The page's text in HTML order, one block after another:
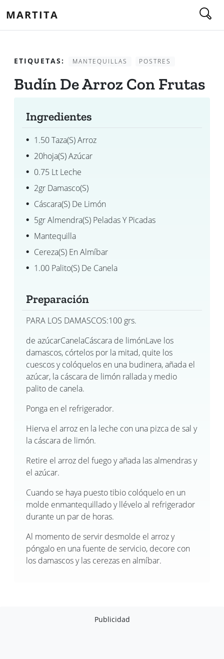
MARTITA
ETIQUETAS: MANTEQUILLAS POSTRES
Budín De Arroz Con Frutas
Ingredientes
1.50 Taza(s) Arroz
20hoja(s) Azúcar
0.75 Lt Leche
2gr Damasco(s)
Cáscara(s) De Limón
5gr Almendra(s) Peladas Y Picadas
Mantequilla
Cereza(s) En Almíbar
1.00 Palito(s) De Canela
Preparación
PARA LOS DAMASCOS:100 grs.
de azúcarCanelaCáscara de limónLave los
damascos, córtelos por la mitad, quite los
cuescos y colóquelos en una budinera, añada el
azúcar, la cáscara de limón rallada y medio
palito de canela.
Ponga en el refrigerador.
Hierva el arroz en la leche con una pizca de sal y
la cáscara de limón.
Retire el arroz del fuego y añada las almendras y
el azúcar.
Cuando se haya puesto tibio colóquelo en un
molde enmantequillado y llévelo al refrigerador
durante un par de horas.
Al momento de servir desmolde el arroz y
póngalo en una fuente de servicio, decore con
los damascos y las cerezas en almíbar.
Publicidad